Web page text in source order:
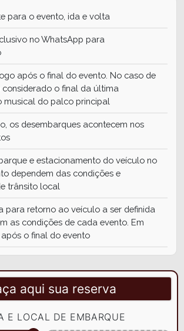
para o evento, ida e volta
no WhatsApp para
após o final do evento. No caso de
considerado o final da última
musical do palco principal
os desembarques acontecem nos
e estacionamento do veículo no
dependem das condições e
trânsito local
para retorno ao veículo a ser definida
as condições de cada evento. Em
após o final do evento
e água a bordo
aqui sua reserva
E LOCAL DE EMBARQUE